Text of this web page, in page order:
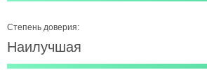
Степень доверия:
Наилучшая